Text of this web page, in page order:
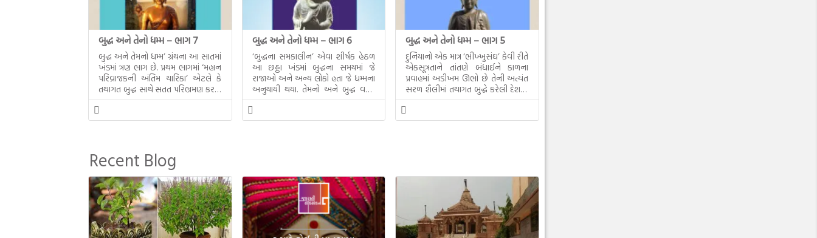
બુદ્ધ અને તેનો ધમ્મ – ભાગ 7
બુદ્ધ અને તેમનો ધમ્મ’ ગ્રંથના આ સાતમાં
ખંડમાં ત્રણ ભાગ છે. પ્રથમ ભાગમાં ‘મહાન
પરિવ્રાજકની અંતિમ ચારિકા’ એટલે કે
તથાગત બુદ્ધ સાથે સતત પરિભ્રમણ કરતા
સહચારીઓ સાથે ફરી એકવારની
વૈશાલીથી વિદાય લીધી તે અને ત્રીજા
દૃશ્યો અંકિત થયાં છે. ટૂંકમાં બુદ્ધનાં
જીવનના અંતિમ દિવસોની યાત્રાનો
પરિપાક જોવા મળે […]
બુદ્ધ અને તેનો ધમ્મ – ભાગ 6
‘બુદ્ધના સમકાલીન’ એવા શીર્ષક હેઠળ
આ છઠ્ઠા ખંડમાં બુદ્ધના સમયમાં જે
રાજાઓ અને અન્ય લોકો હતા જે ધમ્મના
અનુયાયી થયા. તેમનો અને બુદ્ધ વચ્ચે
થયેલો સત્સંગ વીશે જાણકારી મળે છે.
બુદ્ધ અને તેનો ધમ્મ – ભાગ 5
દુનિયાનો એક માત્ર ‘ભીખ્ખુસંઘ’ કેવી રીતે
એકસૂત્રતાને તાંતણે બંધાઈને કાળના
પ્રવાહમાં અડીખમ ઊભો છે તેની અત્યંત
સરળ શૈલીમાં તથાગત બુદ્ધે કરેલી દેશના
સમાવતો મૂલ્યવાન ગ્રંથ એટલે બુદ્ધ અને
Recent Blog